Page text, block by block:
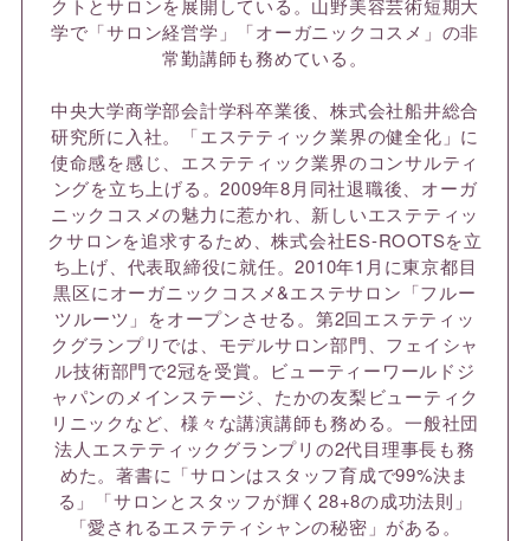
クトとサロンを展開している。山野美容芸術短期大
学で「サロン経営学」「オーガニックコスメ」の非
常勤講師も務めている。
中央大学商学部会計学科卒業後、株式会社船井総合
研究所に入社。「エステティック業界の健全化」に
使命感を感じ、エステティック業界のコンサルティ
ングを立ち上げる。2009年8月同社退職後、オーガ
ニックコスメの魅力に惹かれ、新しいエステティッ
クサロンを追求するため、株式会社ES-ROOTSを立
ち上げ、代表取締役に就任。2010年1月に東京都目
黒区にオーガニックコスメ&エステサロン「フルー
ツルーツ」をオープンさせる。第2回エステティッ
クグランプリでは、モデルサロン部門、フェイシャ
ル技術部門で2冠を受賞。ビューティーワールドジ
ャパンのメインステージ、たかの友梨ビューティク
リニックなど、様々な講演講師も務める。一般社団
法人エステティックグランプリの2代目理事長も務
めた。著書に「サロンはスタッフ育成で99%決ま
る」「サロンとスタッフが輝く28+8の成功法則」
「愛されるエステティシャンの秘密」がある。